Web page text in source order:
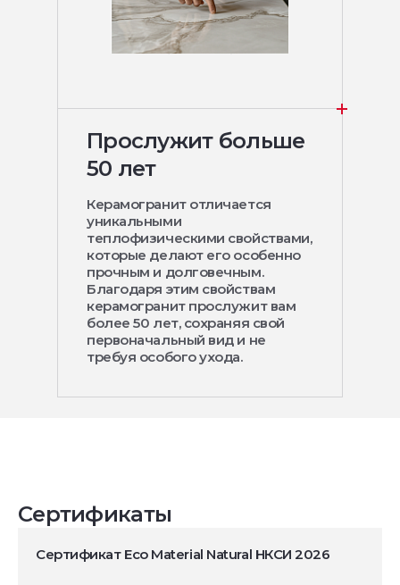
Прослужит больше
50 лет
Керамогранит отличается
уникальными
теплофизическими свойствами,
которые делают его особенно
прочным и долговечным.
Благодаря этим свойствам
керамогранит прослужит вам
более 50 лет, сохраняя свой
первоначальный вид и не
требуя особого ухода.
Сертификаты
Сертификат Eco Material Natural НКСИ 2026